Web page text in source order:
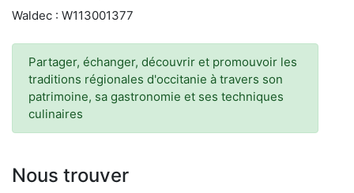
Waldec : W113001377
Partager, échanger, découvrir et promouvoir les
traditions régionales d'occitanie à travers son
patrimoine, sa gastronomie et ses techniques
culinaires
Nous trouver